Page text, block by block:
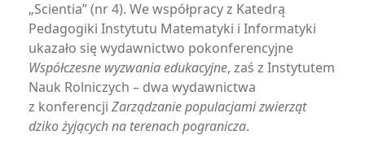
„Scientia” (nr 4). We współpracy z Katedrą
Pedagogiki Instytutu Matematyki i Informatyki
ukazało się wydawnictwo pokonferencyjne
Współczesne wyzwania edukacyjne, zaś z Instytutem
Nauk Rolniczych – dwa wydawnictwa
z konferencji Zarządzanie populacjami zwierząt
dziko żyjących na terenach pogranicza.